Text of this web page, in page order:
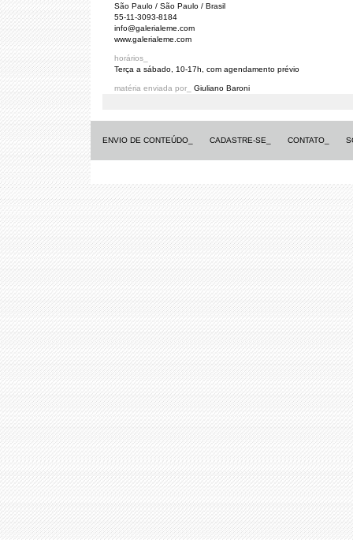
São Paulo / São Paulo / Brasil
55-11-3093-8184
info@galerialeme.com
www.galerialeme.com
horários_
Terça a sábado, 10-17h, com agendamento prévio
matéria enviada por_ Giuliano Baroni
ENVIO DE CONTEÚDO_ CADASTRE-SE_ CONTATO_